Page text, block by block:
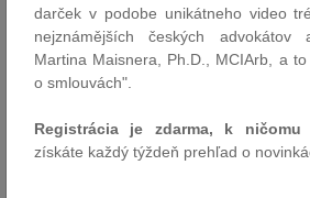
pošli e-mailom
vytlač zákon
darček v podobe unikátneho video
nejznámějších českých advokátov
Martina Maisnera, Ph.D., MCIArb, a
o smlouvách".
Registrácia je zdarma, k ničomu
získáte každý týždeň prehľad o